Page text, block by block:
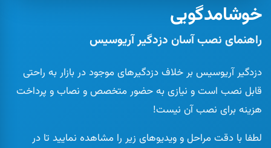
خوشامدگویی
راهنمای نصب آسان دزدگیر آریوسیس
دزدگیر آریوسیس بر خلاف دزدگیرهای موجود در بازار به راحتی
قابل نصب است و نیازی به حضور متخصص و نصاب و پرداخت
هزینه برای نصب آن نیست!
لطفا با دقت مراحل و ویدیوهای زیر را مشاهده نمایید تا در